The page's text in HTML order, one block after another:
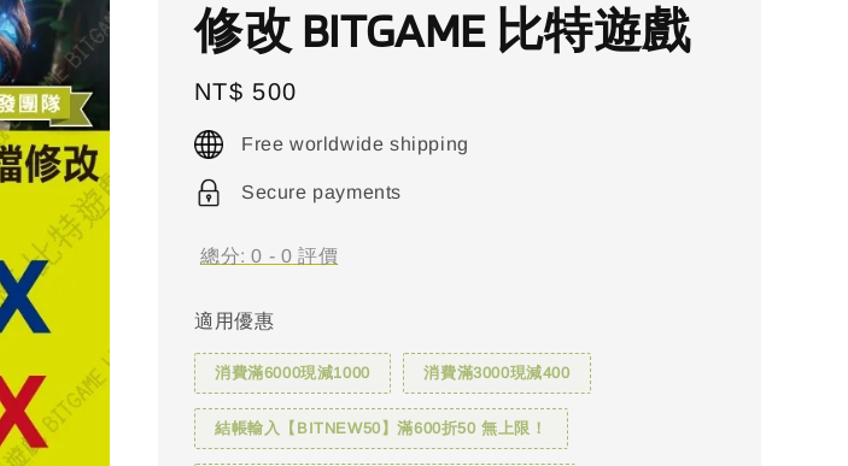
修改 BITGAME 比特遊戲
Regular
price
NT$ 500
Free worldwide shipping
Secure payments
總分:0 - 0 評價
適用優惠
消費滿6000現減1000 消費滿3000現減400
結帳輸入【BITNEW50】滿600折50 無上限！